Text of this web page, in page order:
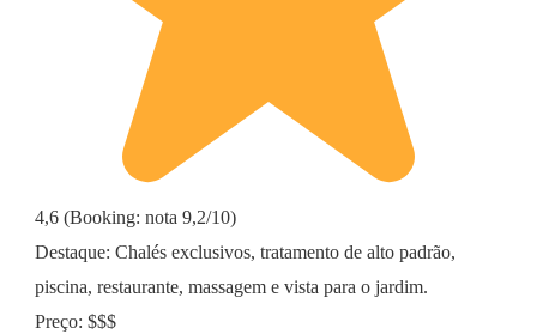
4,6 (Booking: nota 9,2/10)
Destaque: Chalés exclusivos, tratamento de alto padrão,
piscina, restaurante, massagem e vista para o jardim.
Preço: $$$